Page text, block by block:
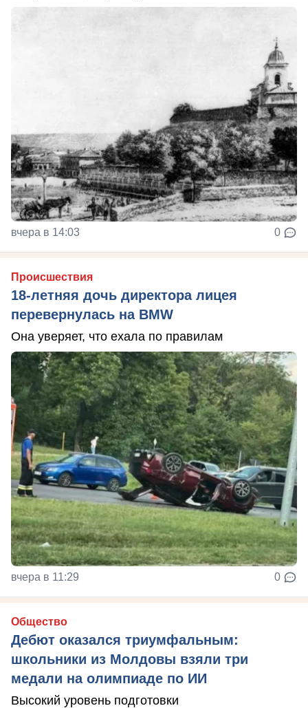
вчера в 14:03 0
Происшествия
18-летняя дочь директора лицея
перевернулась на BMW
Она уверяет, что ехала по правилам
вчера в 11:29 0
Общество
Дебют оказался триумфальным:
школьники из Молдовы взяли три
медали на олимпиаде по ИИ
Высокий уровень подготовки